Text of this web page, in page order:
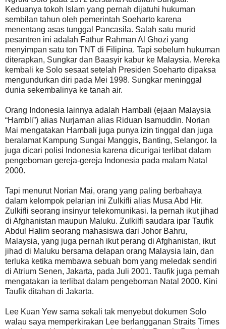
Keduanya tokoh Islam yang pernah dijatuhi hukuman
sembilan tahun oleh pemerintah Soeharto karena
menentang asas tunggal Pancasila. Salah satu murid
pesantren ini adalah Fathur Rahman Al Ghozi yang
menyimpan satu ton TNT di Filipina. Tapi sebelum hukuman
diterapkan, Sungkar dan Baasyir kabur ke Malaysia. Mereka
kembali ke Solo sesaat setelah Presiden Soeharto dipaksa
mengundurkan diri pada Mei 1998. Sungkar meninggal
dunia sekembalinya ke tanah air.
Orang Indonesia lainnya adalah Hambali (ejaan Malaysia
“Hambli”) alias Nurjaman alias Riduan Isamuddin. Norian
Mai mengatakan Hambali juga punya izin tinggal dan juga
beralamat Kampung Sungai Manggis, Banting, Selangor. Ia
juga dicari polisi Indonesia karena dicurigai terlibat dalam
pengeboman gereja-gereja Indonesia pada malam Natal
2000.
Tapi menurut Norian Mai, orang yang paling berbahaya
dalam kelompok pelarian ini Zulkifli alias Musa Abd Hir.
Zulkifli seorang insinyur telekomunikasi. Ia pernah ikut jihad
di Afghanistan maupun Maluku. Zulkilfi saudara ipar Taufik
Abdul Halim seorang mahasiswa dari Johor Bahru,
Malaysia, yang juga pernah ikut perang di Afghanistan, ikut
jihad di Maluku bersama delapan orang Malaysia lain, dan
terluka ketika membawa sebuah bom yang meledak sendiri
di Atrium Senen, Jakarta, pada Juli 2001. Taufik juga pernah
mengatakan ia terlibat dalam pengeboman Natal 2000. Kini
Taufik ditahan di Jakarta.
Lee Kuan Yew sama sekali tak menyebut dokumen Solo
walau saya memperkirakan Lee berlangganan Straits Times